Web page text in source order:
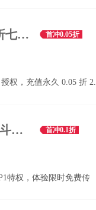
顶级时装，颜值实力双
助你瞬间登顶，无人能
多珍稀道具，战力飙升
，豪华盛宴：极品红
民，福利满满！让每一
否，都能享受顶级游戏
天子令-0.05折七雄回归-混服
首冲0.05折
权，充值永久 0.05 折 2.
大刀客-0.1折斗武之巅-绿色服
首冲0.1折
特权，体验限时免费传